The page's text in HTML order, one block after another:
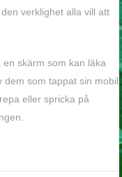
verklighet alla vill att
skärm som kan läka
dem som tappat sin mobil
eller spricka på